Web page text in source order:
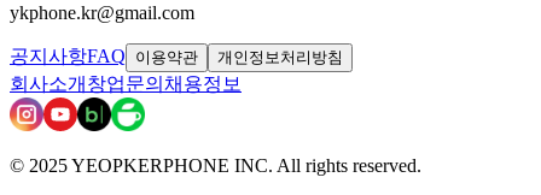
ykphone.kr@gmail.com
공지사항FAQ 이용약관 개인정보처리방침
회사소개 창업문의 채용정보
© 2025 YEOPKERPHONE INC. All rights reserved.